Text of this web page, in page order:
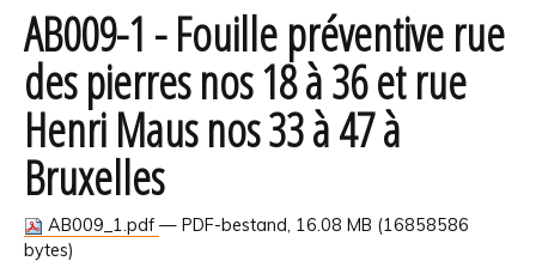
AB009-1 - Fouille préventive rue
des pierres nos 18 à 36 et rue
Henri Maus nos 33 à 47 à
Bruxelles
AB009_1.pdf — PDF-bestand, 16.08 MB (16858586
bytes)